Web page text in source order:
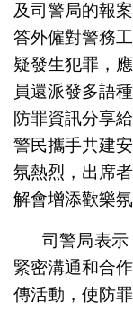
及司警局的報
答外僱對警務
疑發生犯罪，
員還派發多語
防罪資訊分享
警民攜手共建
氛熱烈，出席
解會增添歡樂氛
司警局表
緊密溝通和合
傳活動，使防